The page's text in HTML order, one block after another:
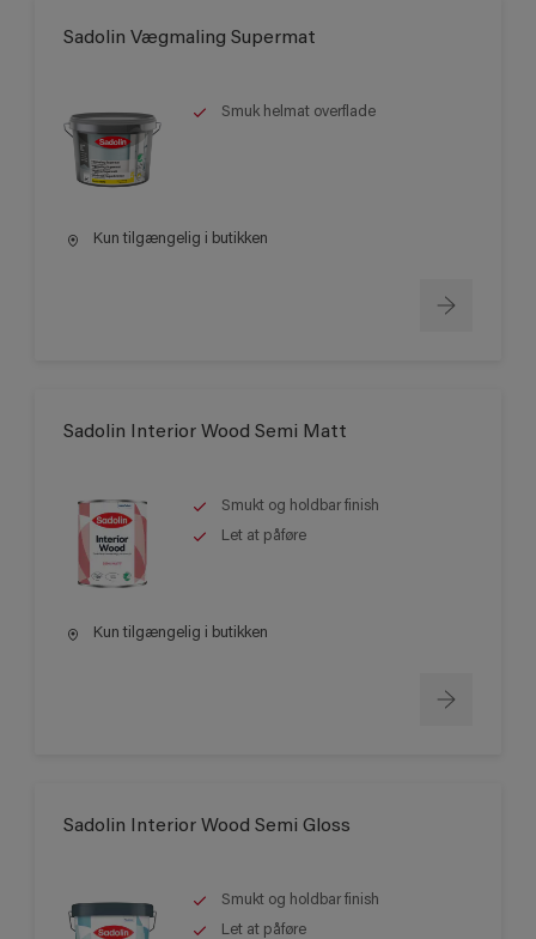
Sadolin Vægmaling Supermat
Smuk helmat overflade
Kun tilgængelig i butikken
Sadolin Interior Wood Semi Matt
Smukt og holdbar finish
Let at påføre
Kun tilgængelig i butikken
Sadolin Interior Wood Semi Gloss
Smukt og holdbar finish
Let at påføre